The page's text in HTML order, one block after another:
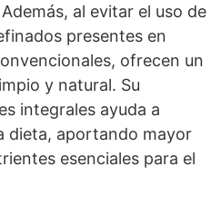
al evitar el uso de
presentes en
ofrecen un
y natural. Su
integrales ayuda a
dieta, aportando mayor
esenciales para el